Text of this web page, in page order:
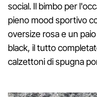
social. Il bimbo per
pieno mood sportivo
oversize rosa e un
black, il tutto
calzettoni di spugna